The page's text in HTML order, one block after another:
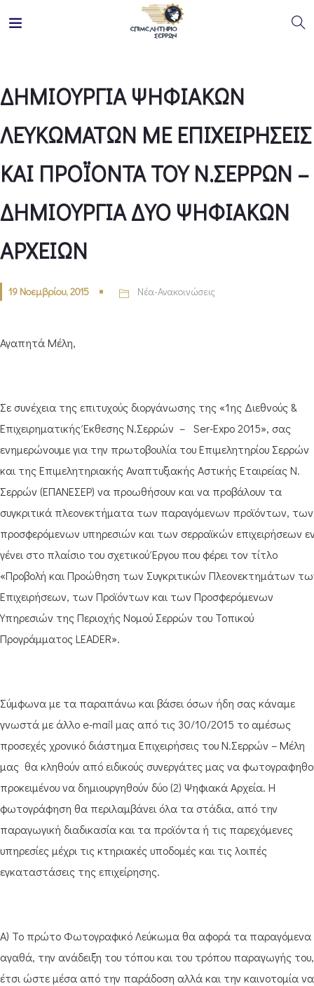
ΔΗΜΙΟΥΡΓΙΑ ΨΗΦΙΑΚΩΝ
ΛΕΥΚΩΜΑΤΩΝ ΜΕ ΕΠΙΧΕΙΡΗΣΕΙΣ
ΚΑΙ ΠΡΟΪΟΝΤΑ ΤΟΥ Ν.ΣΕΡΡΩΝ –
ΔΗΜΙΟΥΡΓΙΑ ΔΥΟ ΨΗΦΙΑΚΩΝ
ΑΡΧΕΙΩΝ
19 Νοεμβρίου, 2015 Νέα-Ανακοινώσεις
Αγαπητά Μέλη,
Σε συνέχεια της επιτυχούς διοργάνωσης της «1ης Διεθνούς &
Επιχειρηματικής Έκθεσης Ν.Σερρών – Ser-Expo 2015», σας
ενημερώνουμε για την πρωτοβουλία του Επιμελητηρίου Σερρών
και της Επιμελητηριακής Αναπτυξιακής Αστικής Εταιρείας Ν.
Σερρών (ΕΠΑΝΕΣΕΡ) να προωθήσουν και να προβάλουν τα
συγκριτικά πλεονεκτήματα των παραγόμενων προϊόντων, των
προσφερόμενων υπηρεσιών και των σερραϊκών επιχειρήσεων
γένει στο πλαίσιο του σχετικού Έργου που φέρει τον τίτλο
«Προβολή και Προώθηση των Συγκριτικών Πλεονεκτημάτων
Επιχειρήσεων, των Προϊόντων και των Προσφερόμενων
Υπηρεσιών της Περιοχής Νομού Σερρών του Τοπικού
Προγράμματος LEADER».
Σύμφωνα με τα παραπάνω και βάσει όσων ήδη σας κάναμε
γνωστά με άλλο e-mail μας από τις 30/10/2015 το αμέσως
προσεχές χρονικό διάστημα Επιχειρήσεις του Ν.Σερρών – Μέλη
μας θα κληθούν από ειδικούς συνεργάτες μας να
προκειμένου να δημιουργηθούν δύο (2) Ψηφιακά Αρχεία. Η
φωτογράφηση θα περιλαμβάνει όλα τα στάδια, από την
παραγωγική διαδικασία και τα προϊόντα ή τις παρεχόμενες
υπηρεσίες μέχρι τις κτηριακές υποδομές και τις λοιπές
εγκαταστάσεις της επιχείρησης.
Α) Το πρώτο Φωτογραφικό Λεύκωμα θα αφορά τα παραγόμενα
αγαθά, την ανάδειξη του τόπου και του τρόπου παραγωγής του,
έτσι ώστε μέσα από την παράδοση αλλά και την καινοτομία να